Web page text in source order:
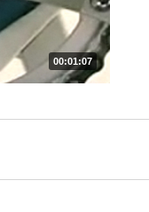
00:01:07